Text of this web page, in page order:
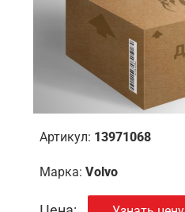
Артикул: 13971068
Марка: Volvo